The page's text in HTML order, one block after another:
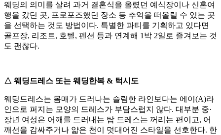
웨딩의 의미를 살려 과거 결혼식을 올렸던 예식장이나 신혼여
행을 갔던 곳, 프로포즈했던 장소 등 추억을 떠올릴 수 있는 곳
을 선택하는 것도 방법이다. 특별한 파티를 기획하고 있다면
골프장, 리조트, 호텔, 펜션 등과 연계해 1박 2일로 즐겨보는 것
도 괜찮다.
△ 웨딩드레스 또는 웨딩한복 & 턱시도
웨딩드레스는 몸매가 드러나는 슬림한 라인보다는 에이(A)라
인으로 퍼지는 모양의 드레스가 부담스럽지 않다. 대부분 중·
장년 여성은 어깨를 드러내는 탑 드레스는 꺼리는 편이고, 어
깨선을 감싸주거나 얇은 천이 덧대어진 스타일을 선호한다. 한